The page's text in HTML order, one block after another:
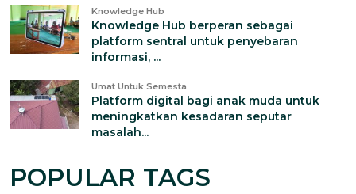
Knowledge Hub
Knowledge Hub berperan sebagai
platform sentral untuk penyebaran
informasi, ...
Umat Untuk Semesta
Platform digital bagi anak muda untuk
meningkatkan kesadaran seputar
masalah...
POPULAR TAGS